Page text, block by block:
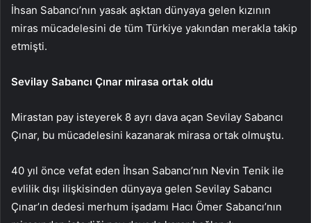
İhsan Sabancı’nın yasak aşktan dünyaya gelen kızının
miras mücadelesini de tüm Türkiye yakından merakla takip
etmişti.
Sevilay Sabancı Çınar mirasa ortak oldu
Mirastan pay isteyerek 8 ayrı dava açan Sevilay Sabancı
Çınar, bu mücadelesini kazanarak mirasa ortak olmuştu.
40 yıl önce vefat eden İhsan Sabancı’nın Nevin Tenik ile
evlilik dışı ilişkisinden dünyaya gelen Sevilay Sabancı
Çınar’ın dedesi merhum işadamı Hacı Ömer Sabancı’nın